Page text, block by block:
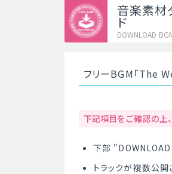
音楽素材
ド
DOWNLOAD
フリーBGM「The
下記項目をご確認の上
下部 "DOWNLOAD
トラックが複数公開